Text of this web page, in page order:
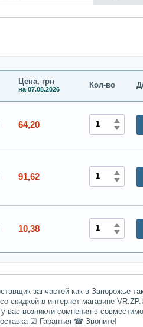
Цена, грн
на 07.08.2026 Кол-во
64,20
91,62
10,38
запчастей как в Запорожье
скидкой в интернет магазине
возникли сомнения в
☑ Гарантия ☎ Звоните!